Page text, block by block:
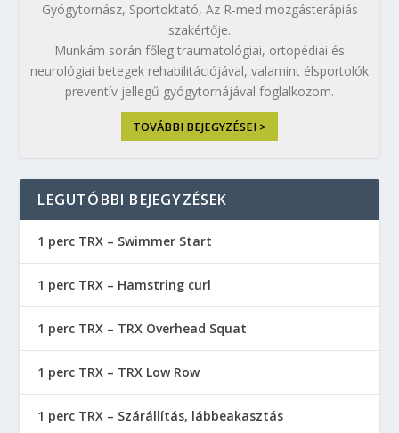
Gyógytornász, Sportoktató, Az R-med mozgásterápiás
szakértője.
Munkám során főleg traumatológiai, ortopédiai és
neurológiai betegek rehabilitációjával, valamint élsportolók
preventív jellegű gyógytornájával foglalkozom.
TOVÁBBI BEJEGYZÉSEI >
LEGUTÓBBI BEJEGYZÉSEK
1 perc TRX – Swimmer Start
1 perc TRX – Hamstring curl
1 perc TRX – TRX Overhead Squat
1 perc TRX – TRX Low Row
1 perc TRX – Szárállítás, lábbeakasztás